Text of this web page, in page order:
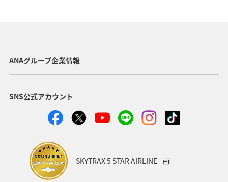
ANAグループ企業情報
SNS公式アカウント
SKYTRAX 5 STAR AIRLINE